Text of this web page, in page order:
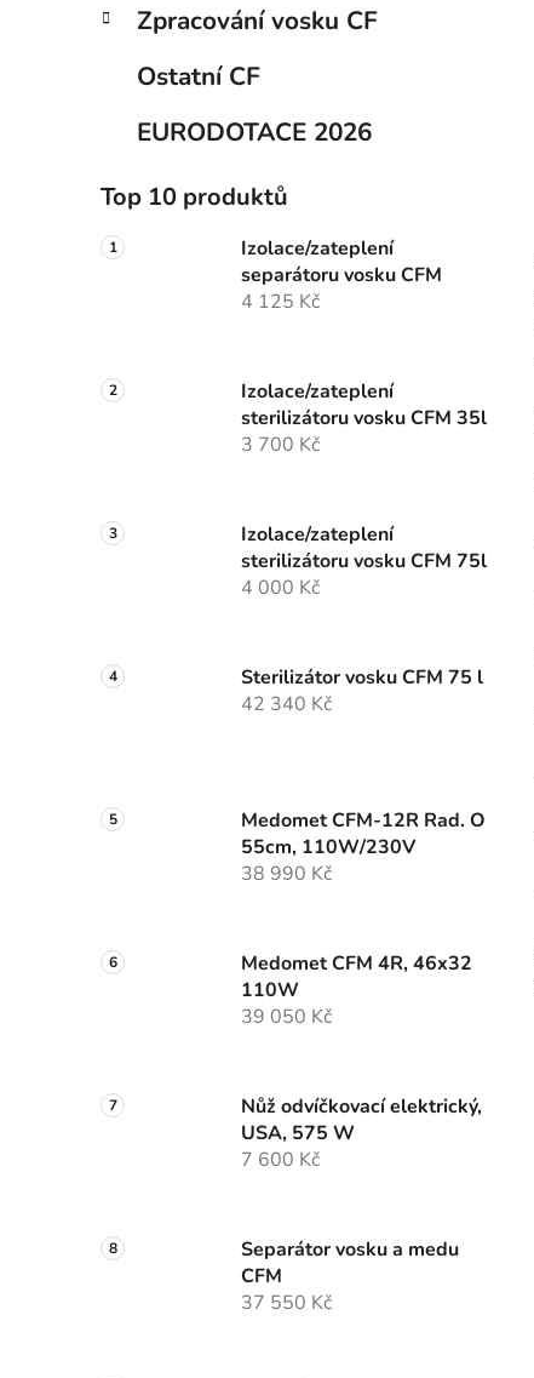
Zpracování vosku CF
Ostatní CF
EURODOTACE 2026
Top 10 produktů
Izolace/zateplení
separátoru vosku CFM
4 125 Kč
Izolace/zateplení
sterilizátoru vosku CFM 35l
3 700 Kč
Izolace/zateplení
sterilizátoru vosku CFM 75l
4 000 Kč
Sterilizátor vosku CFM 75 l
42 340 Kč
Medomet CFM-12R Rad. O
55cm, 110W/230V
38 990 Kč
Medomet CFM 4R, 46x32
110W
39 050 Kč
Nůž odvíčkovací elektrický,
USA, 575 W
7 600 Kč
Separátor vosku a medu
CFM
37 550 Kč